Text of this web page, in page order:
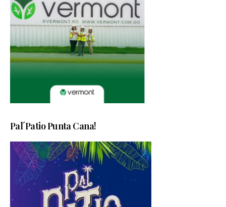
Pal´Patio Punta Cana!